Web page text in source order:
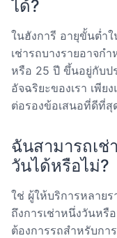
ได้?
ในฮังการี อายุขั้นต่ำ
เช่ารถบางรายอาจก
หรือ 25 ปี ขึ้นอยู่กับป
อัจฉริยะของเรา เพีย
ต่อรองข้อเสนอที่ดีที่
ฉันสามารถเช่
วันได้หรือไม่?
ใช่ ผู้ให้บริการหลายร
ถึงการเช่าหนึ่งวันหรื
ต้องการรถสำหรับกา